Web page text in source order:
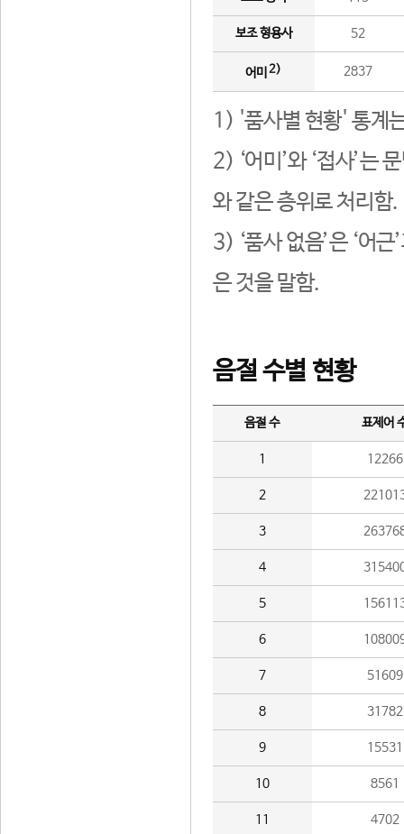
보조 형용사 52
어미 2) 2837
1) '품사별 현황' 통계
2) ‘어미’와 ‘접사’는
와 같은 층위로 처리함.
3) ‘품사 없음’은 ‘어
은 것을 말함.
음절 수별 현황
음절 수 표제어
1 12266
2
3
4
5
6
7 51609
8 31782
9 15531
10 8561
11 4702